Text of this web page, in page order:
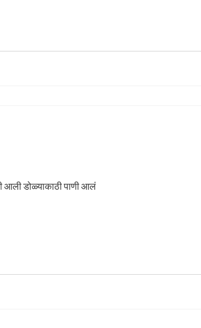
खाली झालं आठवण अशी आली डोळ्याकाठी पाणी आलं